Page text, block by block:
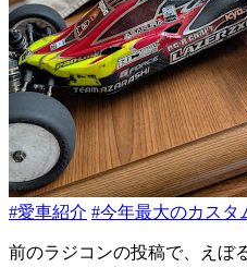
#愛車紹介 #今年最大のカスタ
前のラジコンの投稿で、えぼ